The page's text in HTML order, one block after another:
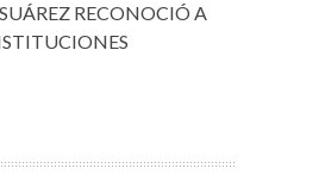
RECONOCIÓ A